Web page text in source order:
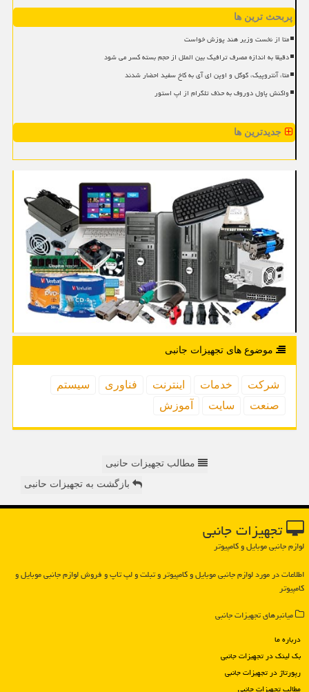
پربحث ترین ها
متا از نخست وزیر هند پوزش خواست
دقیقا به اندازه مصرف ترافیک بین الملل از حجم بسته کسر می شود
متا، آنتروپیک، گوگل و اوپن ای آی به کاخ سفید احضار شدند
واکنش پاول دوروف به حذف تلگرام از اپ استور
جدیدترین ها
موضوع های تجهیزات جانبی
شركت خدمات اینترنت فناوری
سیستم
صنعت
سایت آموزش
مطالب تجهیزات حانبی
بازگشت به تجهیزات حانبی
تجهیزات جانبی
لوازم جانبی موبایل و کامپیوتر
اطلاعات در مورد لوازم جانبی موبایل و كامپیوتر و تبلت و لپ تاپ و فروش لوازم جانبی موبایل و
كامپیوتر
میانبرهای تجهیزات جانبی
درباره ما
بک لینک در تجهیزات جانبی
رپورتاژ در تجهیزات جانبی
مطالب تجهیزات جانبی